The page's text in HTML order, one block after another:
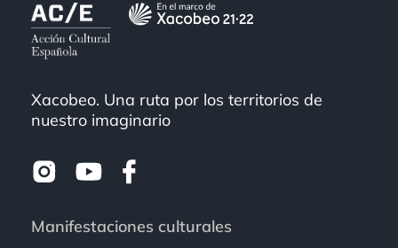
Xacobeo. Una ruta por los territorios de
nuestro imaginario
Manifestaciones culturales